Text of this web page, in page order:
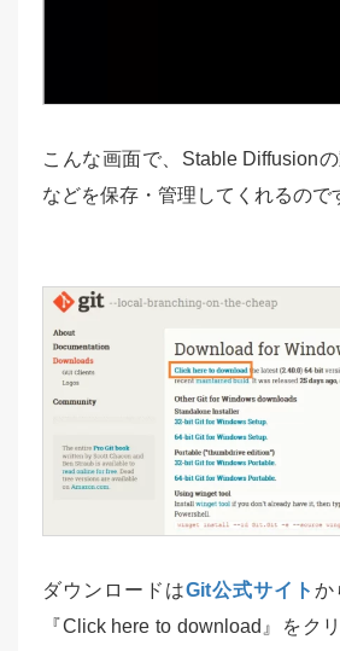
こんな画面で、Stable Diffusion
などを保存・管理してくれるので
ダウンロードはGit公式サイト か
『Click here to download』をク